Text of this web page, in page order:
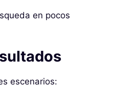
en pocos
escenarios: